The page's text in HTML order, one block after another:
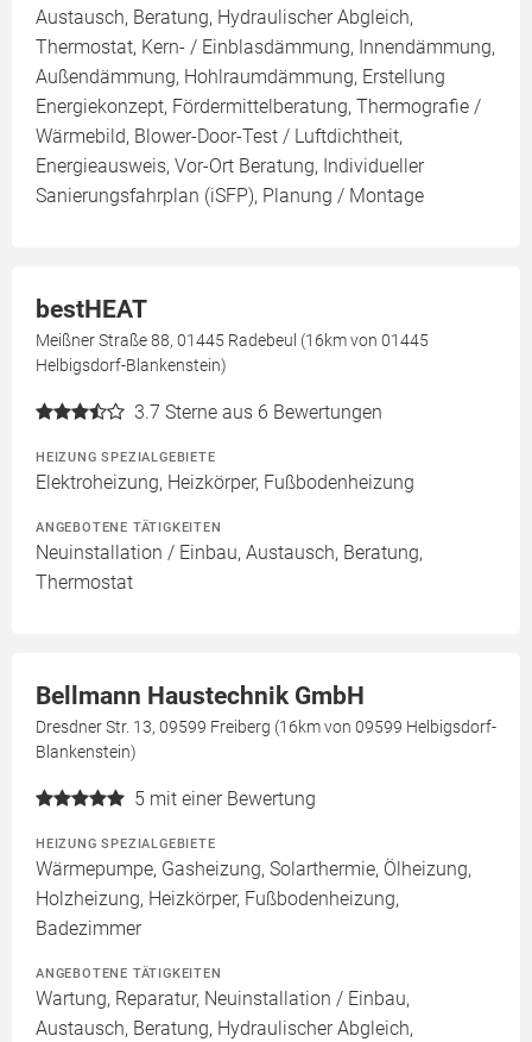
Austausch, Beratung, Hydraulischer Abgleich,
Thermostat, Kern- / Einblasdämmung, Innendämmung,
Außendämmung, Hohlraumdämmung, Erstellung
Energiekonzept, Fördermittelberatung, Thermografie /
Wärmebild, Blower-Door-Test / Luftdichtheit,
Energieausweis, Vor-Ort Beratung, Individueller
Sanierungsfahrplan (iSFP), Planung / Montage
bestHEAT
Meißner Straße 88, 01445 Radebeul (16km von 01445
Helbigsdorf-Blankenstein)
3.7 Sterne aus 6 Bewertungen
HEIZUNG SPEZIALGEBIETE
Elektroheizung, Heizkörper, Fußbodenheizung
ANGEBOTENE TÄTIGKEITEN
Neuinstallation / Einbau, Austausch, Beratung,
Thermostat
Bellmann Haustechnik GmbH
Dresdner Str. 13, 09599 Freiberg (16km von 09599 Helbigsdorf-
Blankenstein)
5 mit einer Bewertung
HEIZUNG SPEZIALGEBIETE
Wärmepumpe, Gasheizung, Solarthermie, Ölheizung,
Holzheizung, Heizkörper, Fußbodenheizung,
Badezimmer
ANGEBOTENE TÄTIGKEITEN
Wartung, Reparatur, Neuinstallation / Einbau,
Austausch, Beratung, Hydraulischer Abgleich,